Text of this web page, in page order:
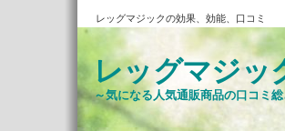
レッグマジックの効果、効能、口コミ
レッグマジッ
～気になる人気通販商品の口コミ